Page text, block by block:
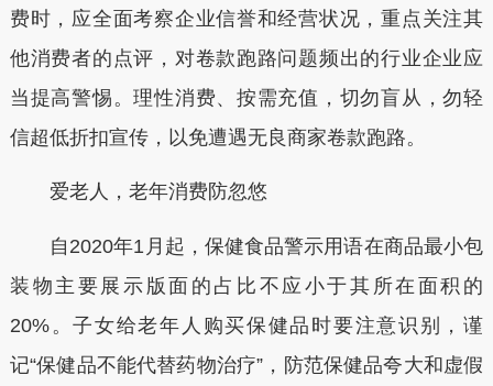
费时，应全面考察企业信誉和经营状况，重点关注其
他消费者的点评，对卷款跑路问题频出的行业企业应
当提高警惕。理性消费、按需充值，切勿盲从，勿轻
信超低折扣宣传，以免遭遇无良商家卷款跑路。
爱老人，老年消费防忽悠
自2020年1月起，保健食品警示用语在商品最小包
装物主要展示版面的占比不应小于其所在面积的
20%。子女给老年人购买保健品时要注意识别，谨
记“保健品不能代替药物治疗”，防范保健品夸大和虚假